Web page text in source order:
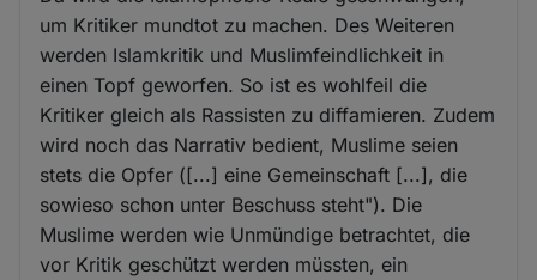
um Kritiker mundtot zu machen. Des Weiteren
werden Islamkritik und Muslimfeindlichkeit in
einen Topf geworfen. So ist es wohlfeil die
Kritiker gleich als Rassisten zu diffamieren. Zudem
wird noch das Narrativ bedient, Muslime seien
stets die Opfer ([...] eine Gemeinschaft [...], die
sowieso schon unter Beschuss steht"). Die
Muslime werden wie Unmündige betrachtet, die
vor Kritik geschützt werden müssten, ein